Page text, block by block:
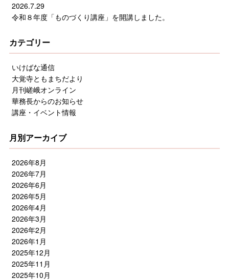
2026.7.29
令和８年度「ものづくり講座」を開講しました。
カテゴリー
いけばな通信
大覚寺ともまちだより
月刊嵯峨オンライン
華務長からのお知らせ
講座・イベント情報
月別アーカイブ
2026年8月
2026年7月
2026年6月
2026年5月
2026年4月
2026年3月
2026年2月
2026年1月
2025年12月
2025年11月
2025年10月